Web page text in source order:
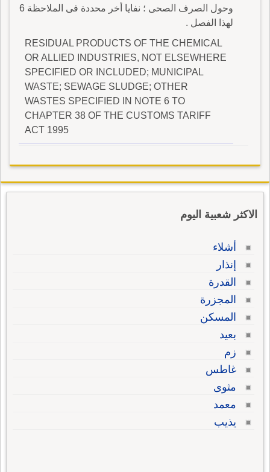
وحول الصرف الصحى ؛ نفايا أخر محددة فى الملاحظة 6
لهذا الفصل .
RESIDUAL PRODUCTS OF THE CHEMICAL
OR ALLIED INDUSTRIES, NOT ELSEWHERE
SPECIFIED OR INCLUDED; MUNICIPAL
WASTE; SEWAGE SLUDGE; OTHER
WASTES SPECIFIED IN NOTE 6 TO
CHAPTER 38 OF THE CUSTOMS TARIFF
ACT 1995
الاكثر شعبية اليوم
أشلاء
إنذار
القدرة
المجزرة
المسكن
بعيد
زم
غاطس
مثوى
معمد
يذيب